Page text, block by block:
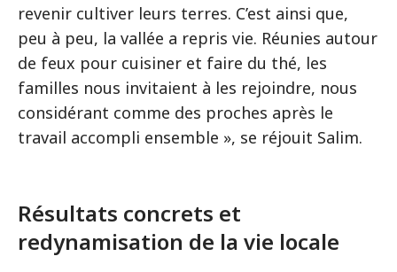
revenir cultiver leurs terres. C’est ainsi que,
peu à peu, la vallée a repris vie. Réunies autour
de feux pour cuisiner et faire du thé, les
familles nous invitaient à les rejoindre, nous
considérant comme des proches après le
travail accompli ensemble », se réjouit Salim.
Résultats concrets et
redynamisation de la vie locale